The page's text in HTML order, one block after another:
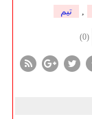
, تیم
(0)